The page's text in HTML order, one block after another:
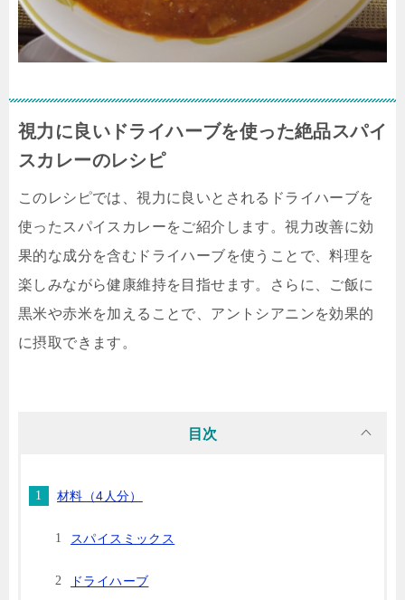
視力に良いドライハーブを使った絶品スパイ
スカレーのレシピ
このレシピでは、視力に良いとされるドライハーブを
使ったスパイスカレーをご紹介します。視力改善に効
果的な成分を含むドライハーブを使うことで、料理を
楽しみながら健康維持を目指せます。さらに、ご飯に
黒米や赤米を加えることで、アントシアニンを効果的
に摂取できます。
目次
材料（4人分）
スパイスミックス
ドライハーブ